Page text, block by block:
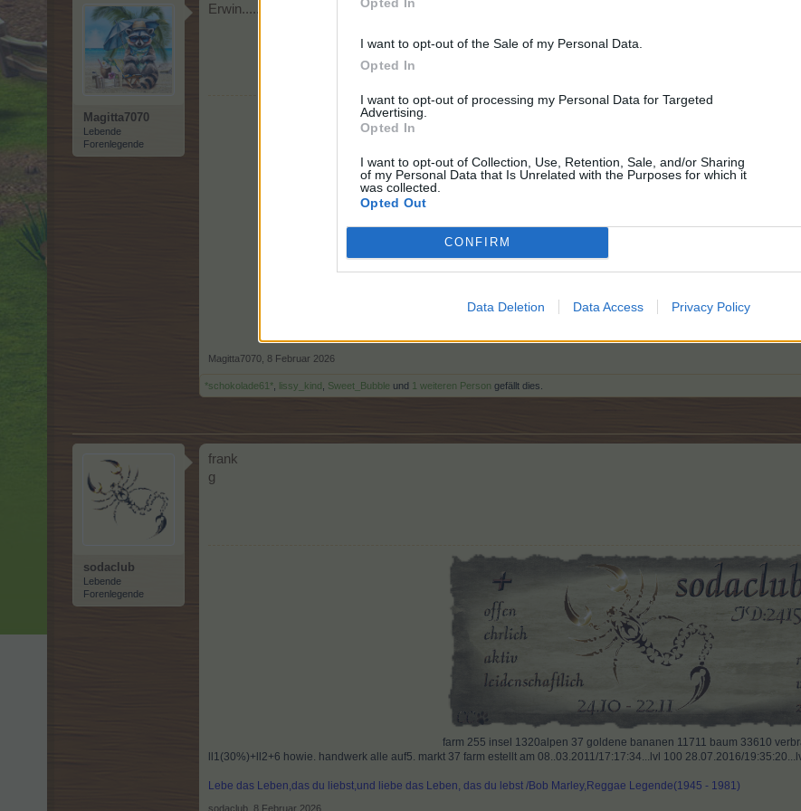
I want to opt-out of the Sale of my Personal Data.
Opted In
I want to opt-out of processing my Personal Data for Targeted
Advertising.
Opted In
I want to opt-out of Collection, Use, Retention, Sale, and/or Sharing
of my Personal Data that Is Unrelated with the Purposes for which it
was collected.
Opted Out
CONFIRM
Data Deletion Data Access Privacy Policy
Magitta7070
Lebende
Forenlegende
Erwin........ F
Markt 10/Farmgründung-09.11.2011/ID 34360434
Magitta7070 8 Februar 2026
*schokolade61* lissy_kind Sweet_Bubble und 1 weiteren Person gefällt dies.
sodaclub
Lebende
Forenlegende
frank
g
farm 255 insel 1320alpen 37 goldene bananen 11711 baum 33610
ll1(30%)+ll2+6 howie. handwerk alle auf5. markt 37 farm estellt am 08..03.2011/17:17:34...lvl 100 28.07.2016/
Lebe das Leben,das du liebst,und liebe das Leben, das du lebst /Bob Marley,Reggae Legende(1945 - 1981)
sodaclub 8 Februar 2026